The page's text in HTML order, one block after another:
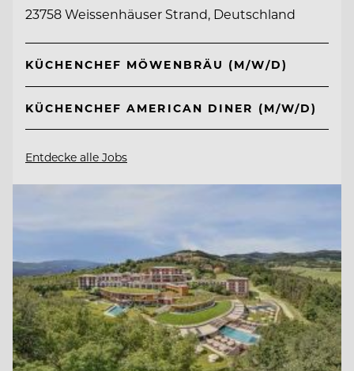
23758 Weissenhäuser Strand, Deutschland
KÜCHENCHEF MÖWENBRÄU (M/W/D)
KÜCHENCHEF AMERICAN DINER (M/W/D)
Entdecke alle Jobs